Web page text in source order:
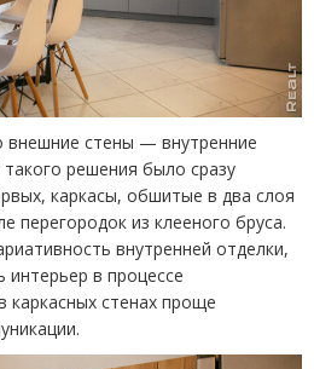
внешние стены — внутренние
решения было сразу
каркасы, обшитые в два слоя
перегородок из клееного бруса.
внутренней отделки,
в процессе
каркасных стенах проще